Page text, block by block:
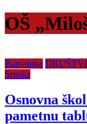
OŠ
Banjaluka
Srpska
Osnovna
pametnu